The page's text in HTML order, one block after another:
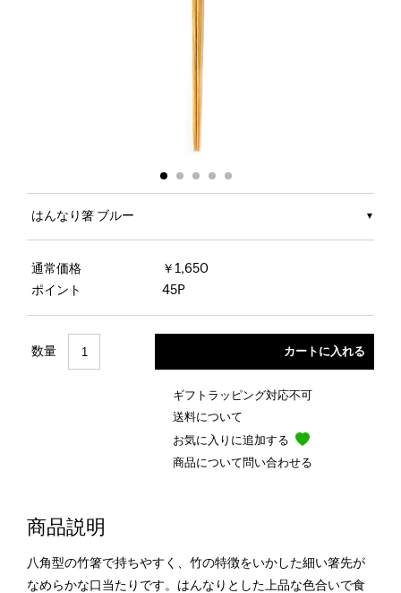
はんなり箸 ブルー
通常価格
￥1,650
ポイント
45P
数量
ギフトラッピング対応不可
送料について
お気に入りに追加する
商品について問い合わせる
商品説明
八角型の竹箸で持ちやすく、竹の特徴をいかした細い箸先が
なめらかな口当たりです。はんなりとした上品な色合いで食